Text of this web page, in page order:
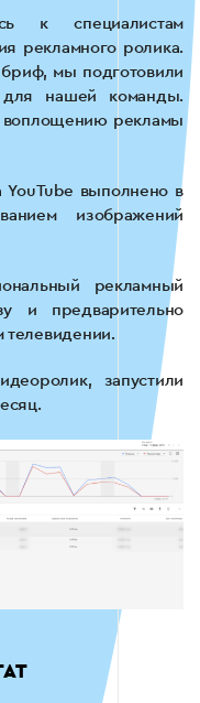
к специалистам
рекламного ролика.
бриф, мы подготовили
для нашей команды.
воплощению рекламы
выполнено в
изображений
рекламный
и предварительно
телевидении.
запустили